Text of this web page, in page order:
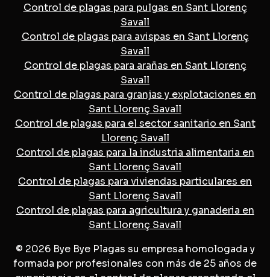
Control de plagas para pulgas en Sant Llorenç
Savall
Control de plagas para avispas en Sant Llorenç
Savall
Control de plagas para arañas en Sant Llorenç
Savall
Control de plagas para granjas y explotaciones en
Sant Llorenç Savall
Control de plagas para el sector sanitario en Sant
Llorenç Savall
Control de plagas para la industria alimentaria en
Sant Llorenç Savall
Control de plagas para viviendas particulares en
Sant Llorenç Savall
Control de plagas para agricultura y ganaderia en
Sant Llorenç Savall
© 2026 Bye Bye Plagas su empresa homologada y
formada por profesionales con más de 25 años de